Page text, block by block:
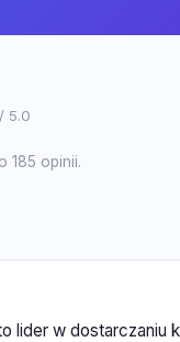
/ 5.0
185 opinii.
lider w dostarczaniu